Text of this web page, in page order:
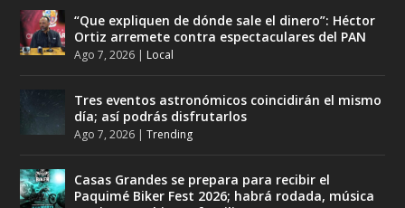
“Que expliquen de dónde sale el dinero”: Héctor
Ortiz arremete contra espectaculares del PAN
Ago 7, 2026 | Local
Tres eventos astronómicos coincidirán el mismo
día; así podrás disfrutarlos
Ago 7, 2026 |Trending
Casas Grandes se prepara para recibir el
Paquimé Biker Fest 2026; habrá rodada, música